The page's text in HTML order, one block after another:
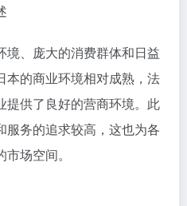
境、庞大的消费群体和日益
本的商业环境相对成熟，法
提供了良好的营商环境。此
服务的追求较高，这也为各
场空间。